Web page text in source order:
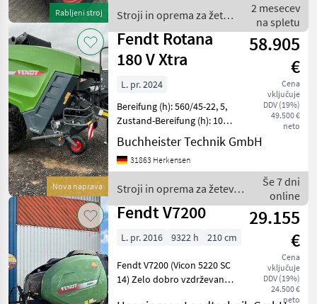
Rabljeni stroj
(0050) Q-Z001 COC - Zerti
Stroji in oprema za žetev
in spravilo / Fendt
2 mesecev
na spletu
Nova naprava
Fendt Rotana
180 V Xtra
58.905
€
Cena
vključuje
DDV (19%)
49.500 €
neto
L. pr. 2024
Bereifung (h): 560/45-22, 5,
Zustand-Bereifung (h): 100
%, Geschwindigkeit: 40
km/h, Ballenmaß (max.
Durchmesser / Höhe): 180
Ballenmaß (B
Buchheister Technik GmbH
31863 Herkensen
Stroji in oprema za žetev
in spravilo / Fendt
Še 7 dni
online
Fendt V7200
29.155
€
Cena
vključuje
DDV (19%)
24.500 €
neto
L. pr. 2016 9322 h 210 cm
Fendt V7200 (Vicon 5220 SC
14) Zelo dobro vzdrževan